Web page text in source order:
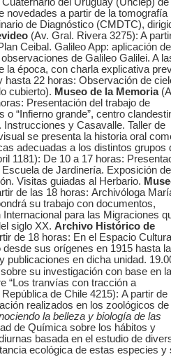
del Uruguay (Unciep) de
novedades a partir de la tomografía
de Diagnóstico (CMDTC),
(Av. Gral. Rivera 3275): A
Ceibal. Galileo App: aplicación de
de Galileo Galilei. A
la época, con charla explicativa
hasta 22 horas: Observación de
cubierto). Museo de la Memoria
Presentación del trabajo de
“Infierno grande”, centro
Instrucciones y Casavalle. Taller de
se presenta la historia oral
adecuadas a los distintos grupos
1181): De 10 a 17 horas:
de Jardinería. Exposición de
Visitas guiadas al Herbario.
de las 18 horas: Archivóloga
su trabajo con documentos,
para las Migraciones
siglo XX. Archivo Histórico de
de 18 horas: En el Espacio
sus orígenes en 1915 hasta la
publicaciones en dicha unidad.
su investigación con base en
“Los tranvías con tracción a
de Chile 4215): A partir de
realizados en los zoológicos de
la belleza y biología de las
de Química sobre los hábitos y
basada en el estudio de
ecológica de estas especies y